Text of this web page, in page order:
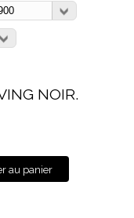
NOIR.
au panier